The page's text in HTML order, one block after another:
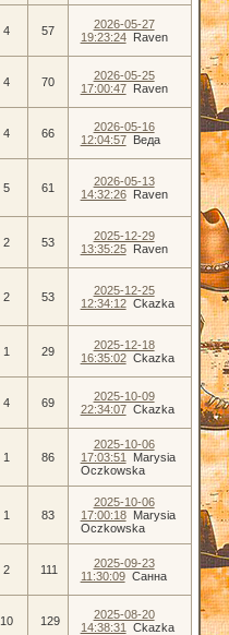
4 57
2026-05-27
19:23:24
Raven
4 70
2026-05-25
17:00:47
Raven
4 66
2026-05-16
12:04:57
Веда
5 61
2026-05-13
14:32:26
Raven
2 53
2025-12-29
13:35:25
Raven
2 53
2025-12-25
12:34:12 Ckazka
1 29
2025-12-18
16:35:02 Ckazka
4 69
2025-10-09
22:34:07 Ckazka
1 86
2025-10-06
17:03:51
Marysia
Oczkowska
1 83
2025-10-06
17:00:18
Marysia
Oczkowska
2 111
2025-09-23
11:30:09 Санна
10 129
2025-08-20
14:38:31
Ckazka